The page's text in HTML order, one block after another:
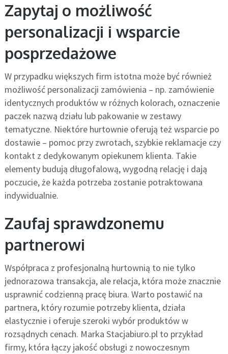
Zapytaj o możliwość
personalizacji i wsparcie
posprzedażowe
W przypadku większych firm istotna może być również
możliwość personalizacji zamówienia – np. zamówienie
identycznych produktów w różnych kolorach, oznaczenie
paczek nazwą działu lub pakowanie w zestawy
tematyczne. Niektóre hurtownie oferują też wsparcie po
dostawie – pomoc przy zwrotach, szybkie reklamacje czy
kontakt z dedykowanym opiekunem klienta. Takie
elementy budują długofalową, wygodną relację i dają
poczucie, że każda potrzeba zostanie potraktowana
indywidualnie.
Zaufaj sprawdzonemu
partnerowi
Współpraca z profesjonalną hurtownią to nie tylko
jednorazowa transakcja, ale relacja, która może znacznie
usprawnić codzienną pracę biura. Warto postawić na
partnera, który rozumie potrzeby klienta, działa
elastycznie i oferuje szeroki wybór produktów w
rozsądnych cenach. Marka Stacjabiuro.pl to przykład
firmy, która łączy jakość obsługi z nowoczesnym